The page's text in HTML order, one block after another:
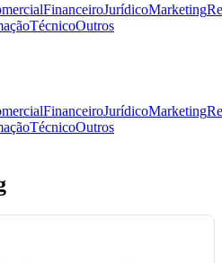
FinanceiroJurídicoMarketing
TécnicoOutros
FinanceiroJurídicoMarketing
TécnicoOutros